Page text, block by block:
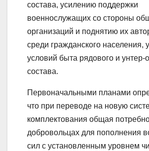
состава, усилению поддержки
военнослужащих со стороны
организаций и поднятию их
среди гражданского населения,
условий быта рядового и унтер-
состава.
Первоначальными планами
что при переводе на новую
комплектования общая
добровольцах для пополнения
сил с установленным уровнем